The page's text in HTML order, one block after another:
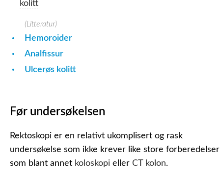
kolitt
(Litteratur)
Hemoroider
Analfissur
Ulcerøs kolitt
Før undersøkelsen
Rektoskopi er en relativt ukomplisert og rask
undersøkelse som ikke krever like store forberedelser
som blant annet koloskopi eller CT kolon.